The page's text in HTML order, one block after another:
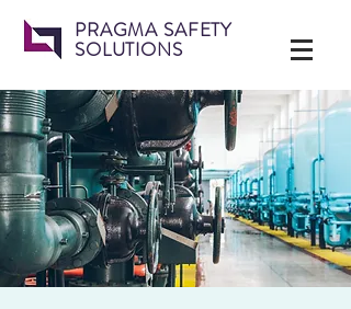
PRAGMA SAFETY
SOLUTIONS